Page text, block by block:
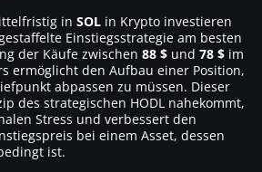
in SOL in Krypto investieren
Einstiegsstrategie am besten
der Käufe zwischen 88 $ und 78 $ im
ermöglicht den Aufbau einer Position,
abpassen zu müssen. Dieser
des strategischen HODL nahekommt,
Stress und verbessert den
bei einem Asset, dessen
ist.